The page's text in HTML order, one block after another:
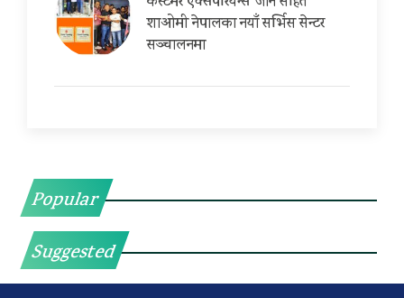
शाओमी नेपालका नयाँ सर्भिस सेन्टर
सञ्चालनमा
Popular
Suggested